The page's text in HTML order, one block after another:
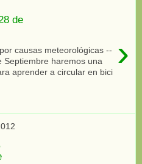
de
›
causas meteorológicas --
Septiembre haremos una
aprender a circular en bici